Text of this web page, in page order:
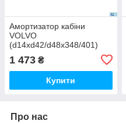
Амортизатор кабіни
VOLVO
(d14xd42/d48x348/401)
1 473 ₴
Купити
Про нас